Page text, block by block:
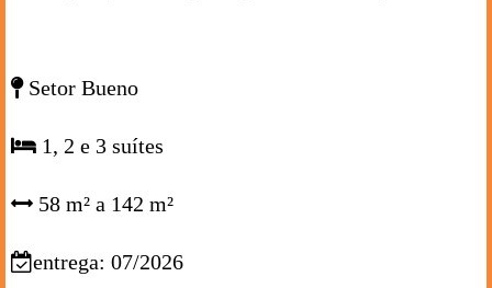
Setor Bueno
1, 2 e 3 suítes
58 m² a 142 m²
entrega: 07/2026